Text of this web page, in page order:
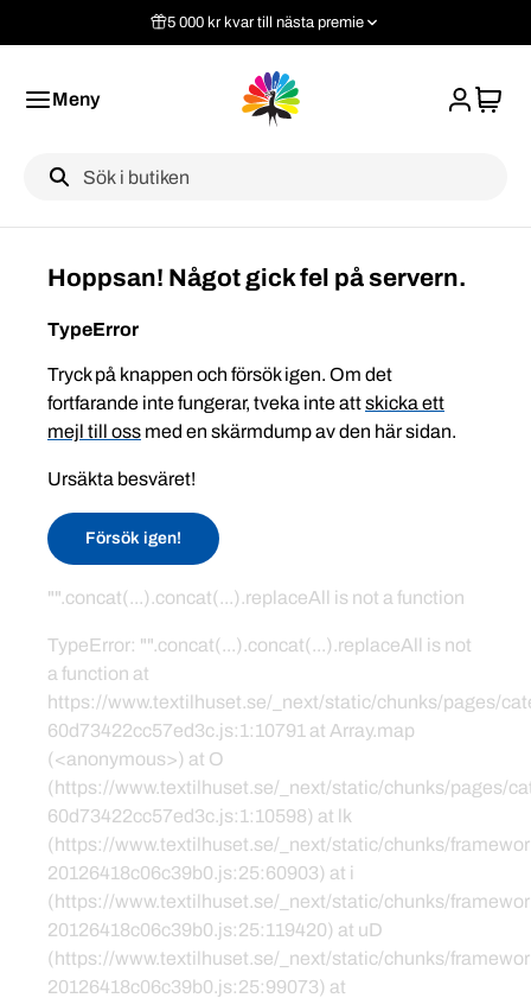
5 000 kr kvar till nästa premie
Meny
Label
Hoppsan! Något gick fel på servern.
TypeError
Tryck på knappen och försök igen. Om det
fortfarande inte fungerar, tveka inte attskicka ett
mejl till oss med en skärmdump av den här sidan.
Ursäkta besväret!
Försök igen!
"".concat(...).concat(...).replaceAll is not a function
TypeError: "".concat(...).concat(...).replaceAll is not
a function at
https://www.textilhuset.se/_next/static/chunks/pages/
60d73422cc57ed3c.js:1:10791 at Array.map
(<anonymous>) at O
(https://www.textilhuset.se/_next/static/chunks/pages/
60d73422cc57ed3c.js:1:10598) at lk
(https://www.textilhuset.se/_next/static/chunks/
20126418c06c39b0.js:25:60903) at i
(https://www.textilhuset.se/_next/static/chunks/
20126418c06c39b0.js:25:119420) at uD
(https://www.textilhuset.se/_next/static/chunks/
20126418c06c39b0.js:25:99073) at